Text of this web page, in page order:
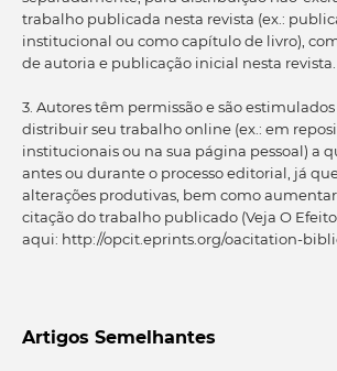
trabalho publicada nesta revista (ex.:
institucional ou como capítulo de livro),
de autoria e publicação inicial nesta revista.
3. Autores têm permissão e são
distribuir seu trabalho online (ex.: em
institucionais ou na sua página pessoal) a
antes ou durante o processo editorial, já
alterações produtivas, bem como
citação do trabalho publicado (Veja O
aqui: http://opcit.eprints.org/oacitation-
Artigos Semelhantes